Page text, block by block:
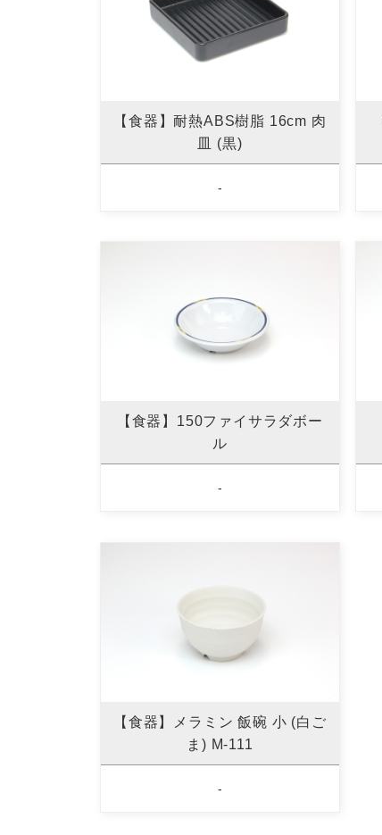
【食器】耐熱ABS樹脂 16cm 肉
皿 (黒)
-
【食器】150ファイサラダボー
ル
-
【食器】メラミン 飯碗 小 (白ご
ま) M-111
-